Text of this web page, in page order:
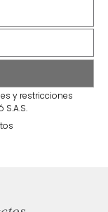
y restricciones